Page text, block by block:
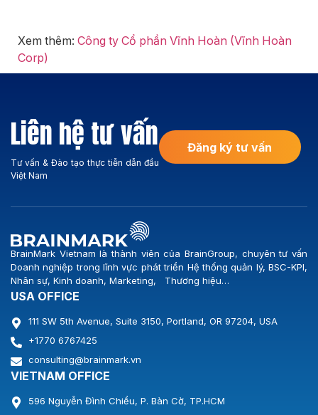
Xem thêm: Công ty Cổ phần Vĩnh Hoàn (Vĩnh Hoàn
Corp)
Liên hệ tư vấn
Tư vấn & Đào tạo thực tiễn dẫn đầu
Việt Nam
Đăng ký tư vấn
BrainMark Vietnam là thành viên của BrainGroup, chuyên tư vấn
Doanh nghiệp trong lĩnh vực phát triển Hệ thống quản lý, BSC-KPI,
Nhân sự, Kinh doanh, Marketing, Thương hiệu…
USA OFFICE
111 SW 5th Avenue, Suite 3150, Portland, OR 97204, USA
+1770 6767425
consulting@brainmark.vn
VIETNAM OFFICE
596 Nguyễn Đình Chiểu, P. Bàn Cờ, TP.HCM